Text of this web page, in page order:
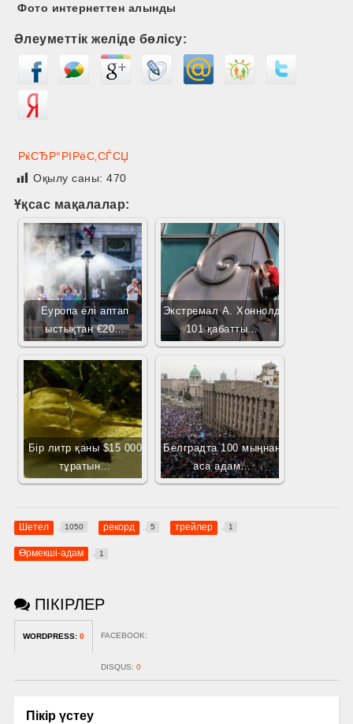
Фото интернеттен алынды
Әлеуметтік желіде бөлісу:
РќСЂР°РІРёС‚СЃСЏ
Оқылу саны:470
Ұқсас мақалалар:
Еуропа елі аптап
ыстықтан €20…
Экстремал А. Хоннолд
101 қабатты…
Бір литр қаны $15 000
тұратын…
Белградта 100 мыңнан
аса адам…
Шетел 1050 рекорд 5 трейлер 1
Өрмекші-адам 1
ПІКІРЛЕР
WORDPRESS: 0 FACEBOOK:
DISQUS: 0
Пікір үстеу